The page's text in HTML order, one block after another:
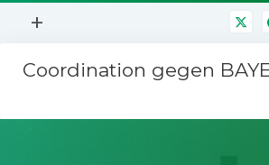
Menü
+
Mitmachen
Coordination gegen